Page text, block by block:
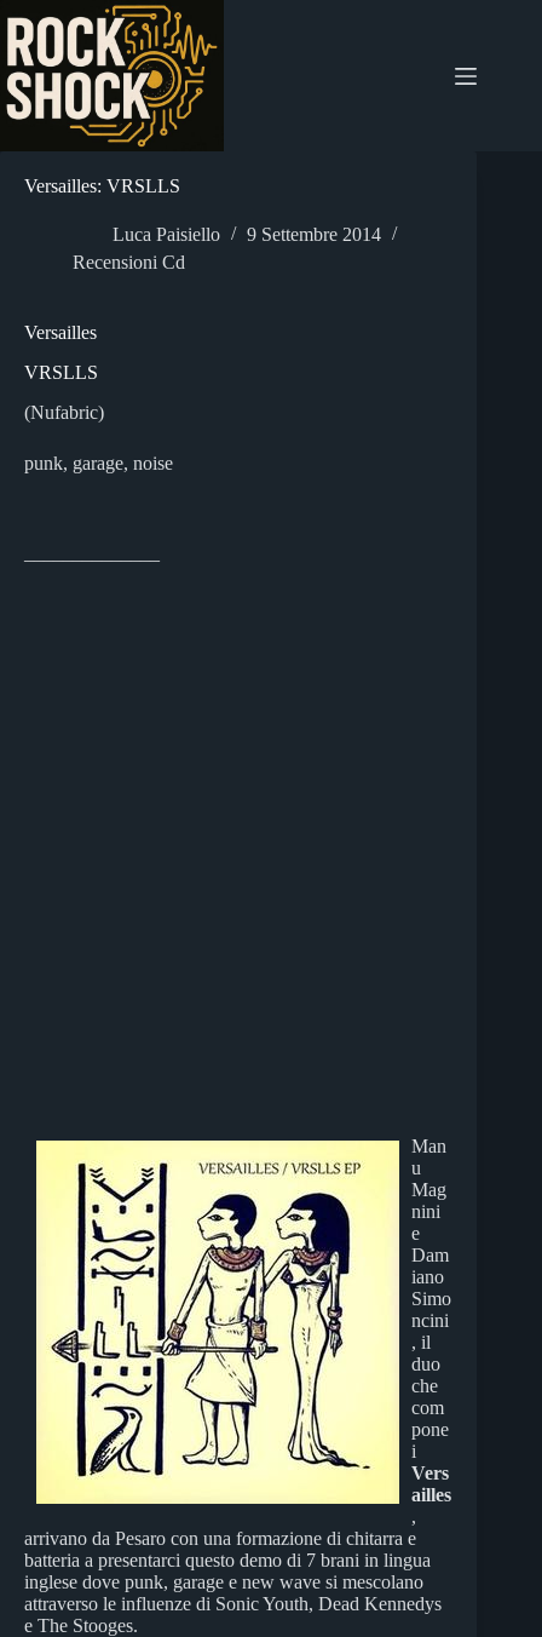
contenuto
Versailles: VRSLLS
Luca Paisiello
9 Settembre 2014
Recensioni Cd
Versailles
VRSLLS
(Nufabric)
punk, garage, noise
Man
u
Mag
nini
e
Dam
iano
Simo
ncini
, il
duo
che
com
pone
i
Vers
ailles
,
arrivano da Pesaro con una formazione di chitarra e
batteria a presentarci questo demo di 7 brani in lingua
inglese dove punk, garage e new wave si mescolano
attraverso le influenze di Sonic Youth, Dead Kennedys
e The Stooges.